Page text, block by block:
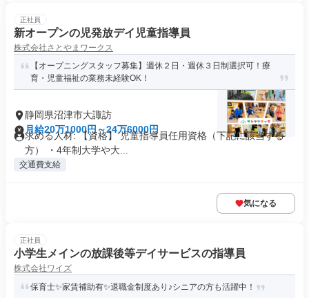
正社員
新オープンの児発放デイ児童指導員
株式会社さとやまワークス
【オープニングスタッフ募集】週休２日・週休３日制選択可！療
育・児童福祉の業務未経験OK！
静岡県沼津市大諏訪
月給20万1000円～24万6000円
求める人材: 【資格】 児童指導員任用資格（下記に該当する
方） ・4年制大学や大...
交通費支給
気になる
正社員
小学生メインの放課後等デイサービスの指導員
株式会社ワイズ
保育士✨家賃補助有✨退職金制度あり♪シニアの方も活躍中！